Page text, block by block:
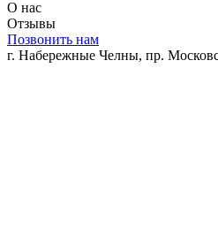
О нас
Отзывы
Позвонить нам
г. Набережные Челны, пр.